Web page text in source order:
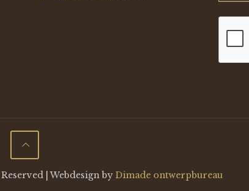
| Webdesign by Dimade ontwerpbureau